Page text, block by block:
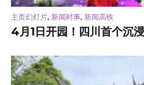
主页幻灯片, 新闻时事, 新闻高铁
4月1日开园！四川首个沉